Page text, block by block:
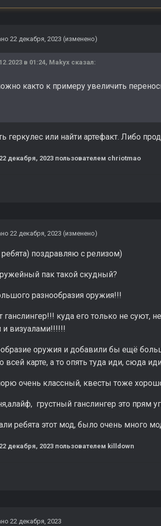
22 декабря, 2023 (изменено)
в 01:24, Makyx сказал:
както к примеру увеличить
геркулес или найти артефакт. Либо
22 декабря, 2023 пользователем chriotmao
22 декабря, 2023 (изменено)
поздравляю с релизом)
пак такой скудный?
разнообразия оружия!!!
ганслингер!!! куда его только не суют,
и визуалами!!!!!!
оружия и добавили бы ещё
всей карте, а то опять туда иди, сюда
очень классный, квесты тоже
грустный ганслингер это прям
ребята этот мод, было очень много
22 декабря, 2023 пользователем killdown
22 декабря, 2023